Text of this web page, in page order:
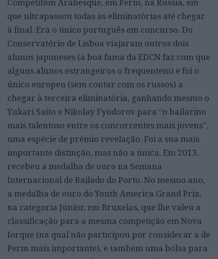
que ultrapassou todas as eliminatórias até chegar
à final. Era o único português em concurso. Do
Conservatório de Lisboa viajaram outros dois
alunos japoneses (a boa fama da EDCN faz com que
alguns alunos estrangeiros o frequentem) e foi o
único europeu (sem contar com os russos) a
chegar à terceira eliminatória, ganhando mesmo o
Yukari Saito e Nikolay Fyodorov para “o bailarino
mais talentoso entre os concorrentes mais jovens”,
uma espécie de prémio revelação. Foi a sua mais
importante distinção, mas não a única. Em 2013,
recebeu a medalha de ouro na Semana
Internacional de Bailado do Porto. No mesmo ano,
a medalha de ouro do Youth America Grand Prix,
na categoria Júnior, em Bruxelas, que lhe valeu a
classificação para a mesma competição em Nova
Iorque (na qual não participou por considerar a de
Perm mais importante), e também uma bolsa para